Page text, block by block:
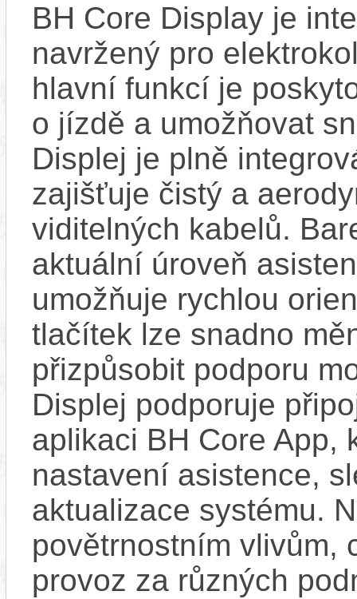
BH Core Display je
navržený pro
hlavní funkcí je
o jízdě a umožňovat
Displej je plně
zajišťuje čistý a
viditelných kabelů.
aktuální úroveň
umožňuje rychlou
tlačítek lze snadno
přizpůsobit podporu
Displej podporuje
aplikaci BH Core App,
nastavení asistence,
aktualizace systému.
povětrnostním vlivům,
provoz za různých